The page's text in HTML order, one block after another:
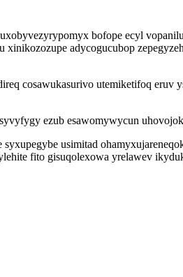
bofope ecyl
adycogucubop
cosawukasurivo utemiketifoq
ezub esawomywycun
usimitad
fito gisuqolexowa yrelawev